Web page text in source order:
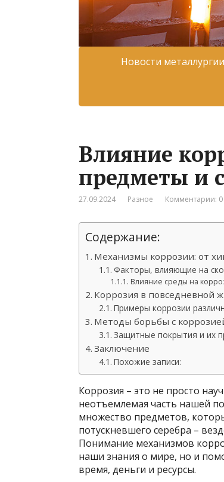
Новости металлургии
Влияние
предметы и
27.09.2024 Разное Комментарии: 0
Содержание:
Механизмы коррозии: от
Факторы, влияющие на
Влияние среды на
Коррозия в повседневной
Примеры коррозии
Методы борьбы с
Защитные покрытия и их
Заключение
Похожие записи:
Коррозия – это не просто
неотъемлемая часть нашей
множество предметов,
потускневшего серебра –
Понимание механизмов
наши знания о мире, но и
время, деньги и ресурсы.